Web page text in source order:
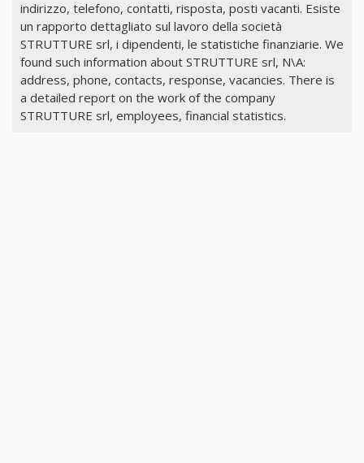
indirizzo, telefono, contatti, risposta, posti vacanti. Esiste
un rapporto dettagliato sul lavoro della società
STRUTTURE srl, i dipendenti, le statistiche finanziarie. We
found such information about STRUTTURE srl, N\A:
address, phone, contacts, response, vacancies. There is
a detailed report on the work of the company
STRUTTURE srl, employees, financial statistics.